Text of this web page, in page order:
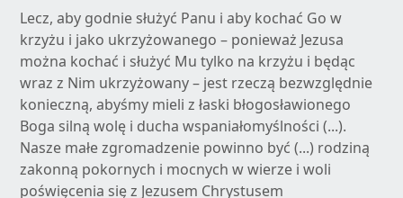
Lecz, aby godnie służyć Panu i aby kochać Go w
krzyżu i jako ukrzyżowanego – ponieważ Jezusa
można kochać i służyć Mu tylko na krzyżu i będąc
wraz z Nim ukrzyżowany – jest rzeczą bezwzględnie
konieczną, abyśmy mieli z łaski błogosławionego
Boga silną wolę i ducha wspaniałomyślności (...).
Nasze małe zgromadzenie powinno być (...) rodziną
zakonną pokornych i mocnych w wierze i woli
poświęcenia się z Jezusem Chrystusem